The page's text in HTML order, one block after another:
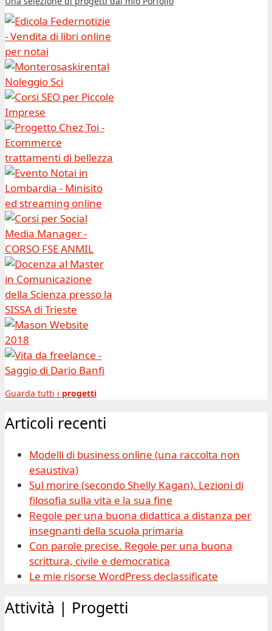
Guarda tutti i progetti
Articoli recenti
Modelli di business online (una raccolta non
esaustiva)
Sul morire (secondo Shelly Kagan). Lezioni di
filosofia sulla vita e la sua fine
Regole per una buona didattica a distanza per
insegnanti della scuola primaria
Con parole precise. Regole per una buona
scrittura, civile e democratica
Le mie risorse WordPress declassificate
Attività | Progetti